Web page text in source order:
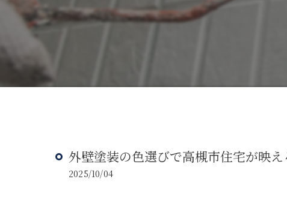
外壁塗装の色選びで高槻市住宅が映
2025/10/04